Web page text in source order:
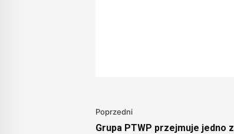
Poprzedni
Grupa PTWP przejmuje jedno z